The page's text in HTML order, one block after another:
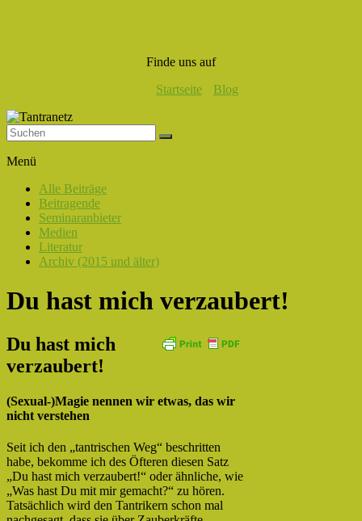
Finde uns auf
Startseite
Blog
Liebe,
Eros
Tantra
Menü
Alle Beiträge
Beitragende
Seminaranbieter
Medien
Literatur
Archiv (2015 und älter)
Du hast mich verzaubert!
Du hast mich
verzaubert!
(Sexual-)Magie nennen wir etwas, das wir
nicht verstehen
Seit ich den „tantrischen Weg“ beschritten
habe, bekomme ich des Öfteren diesen Satz
„Du hast mich verzaubert!“ oder ähnliche, wie
„Was hast Du mit mir gemacht?“ zu hören.
Tatsächlich wird den Tantrikern schon mal